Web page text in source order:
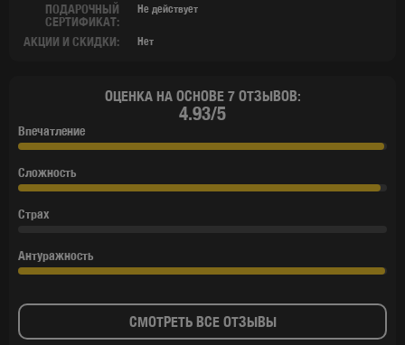
ПОДАРОЧНЫЙ
СЕРТИФИКАТ:
Не действует
АКЦИИ И СКИДКИ: Нет
ОЦЕНКА НА ОСНОВЕ 7 ОТЗЫВОВ:
4.93/5
Впечатление
Сложность
Страх
Антуражность
СМОТРЕТЬ ВСЕ ОТЗЫВЫ